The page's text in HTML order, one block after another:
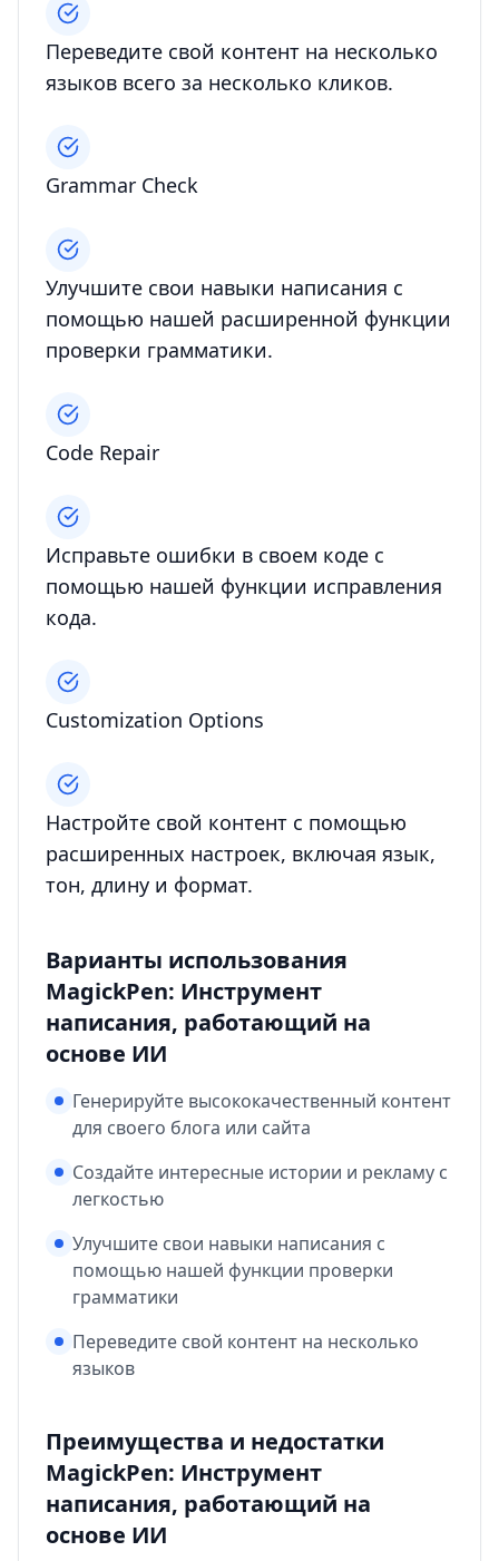
Переведите свой контент на несколько
языков всего за несколько кликов.
Grammar Check
Улучшите свои навыки написания с
помощью нашей расширенной функции
проверки грамматики.
Code Repair
Исправьте ошибки в своем коде с
помощью нашей функции исправления
кода.
Customization Options
Настройте свой контент с помощью
расширенных настроек, включая язык,
тон, длину и формат.
Варианты использования
MagickPen: Инструмент
написания, работающий на
основе ИИ
Генерируйте высококачественный контент
для своего блога или сайта
Создайте интересные истории и рекламу с
легкостью
Улучшите свои навыки написания с
помощью нашей функции проверки
грамматики
Переведите свой контент на несколько
языков
Преимущества и недостатки
MagickPen: Инструмент
написания, работающий на
основе ИИ